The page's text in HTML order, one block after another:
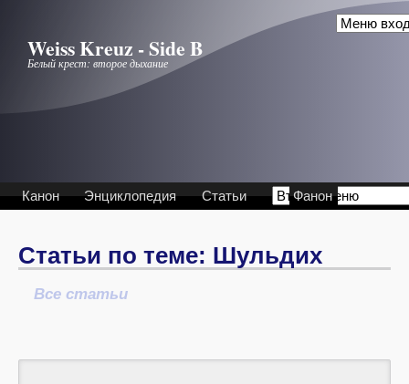
Weiss Kreuz - Side B
Белый крест: второе дыхание
Канон Энциклопедия Статьи Фанон
Статьи по теме: Шульдих
Все статьи